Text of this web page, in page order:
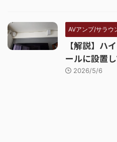
AVアンプ/サラウ
【解説】ハ
ールに設置
2026/5/6